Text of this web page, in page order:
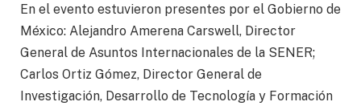
En el evento estuvieron presentes por el Gobierno de
México: Alejandro Amerena Carswell, Director
General de Asuntos Internacionales de la SENER;
Carlos Ortiz Gómez, Director General de
Investigación, Desarrollo de Tecnología y Formación